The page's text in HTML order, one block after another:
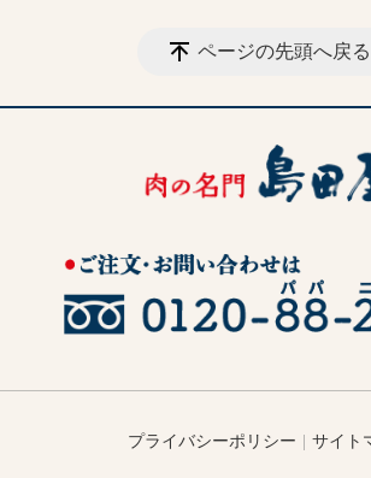
ページの先頭へ戻る
プライバシーポリシー サイト